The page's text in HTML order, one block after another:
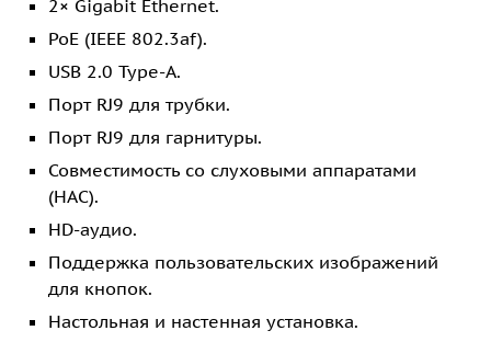
2× Gigabit Ethernet.
PoE (IEEE 802.3af).
USB 2.0 Type-A.
Порт RJ9 для трубки.
Порт RJ9 для гарнитуры.
Совместимость со слуховыми аппаратами
(HAC).
HD-аудио.
Поддержка пользовательских изображений
для кнопок.
Настольная и настенная установка.